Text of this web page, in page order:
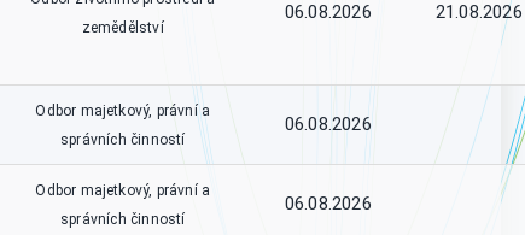
zemědělství
06.08.2026 21.08.2026
Odbor majetkový, právní a
správních činností
06.08.2026
Odbor majetkový, právní a
správních činností
06.08.2026